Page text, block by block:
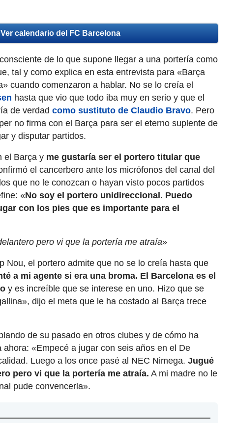
Ver calendario del FC Barcelona
de lo que supone llegar a una portería como
tal y como explica en esta entrevista para «Barça
cuando comenzaron a hablar. No se lo creía el
hasta que vio que todo iba muy en serio y que el
de verdad como sustituto de Claudio Bravo. Pero
no firma con el Barça para ser el eterno suplente de
y disputar partidos.
el Barça y me gustaría ser el portero titular que
el cancerbero ante los micrófonos del canal del
que no le conozcan o hayan visto pocos partidos
«No soy el portero unidireccional. Puedo
con los pies que es importante para el
pero vi que la portería me atraía»
Nou, el portero admite que no se lo creía hasta que
a mi agente si era una broma. El Barcelona es el
y es increíble que se interese en uno. Hizo que se
dijo el meta que le ha costado al Barça trece
de su pasado en otros clubes y de cómo ha
ahora: «Empecé a jugar con seis años en el De
Luego a los once pasé al NEC Nimega. Jugué
pero vi que la portería me atraía. A mi madre no le
pude convencerla».